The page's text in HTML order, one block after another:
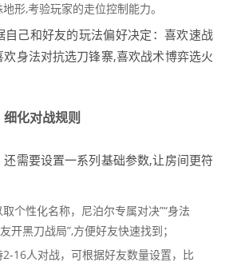
形,考验玩家的走位控制能力。
自己和好友的玩法偏好决定：喜欢速战
身法对抗选刀锋寨,喜欢战术博弈选火
化对战规则
需要设置一系列基础参数,让房间更符
个性化名称，尼泊尔专属对决”“身法
开黑刀战局”,方便好友快速找到；
16人对战，可根据好友数量设置，比